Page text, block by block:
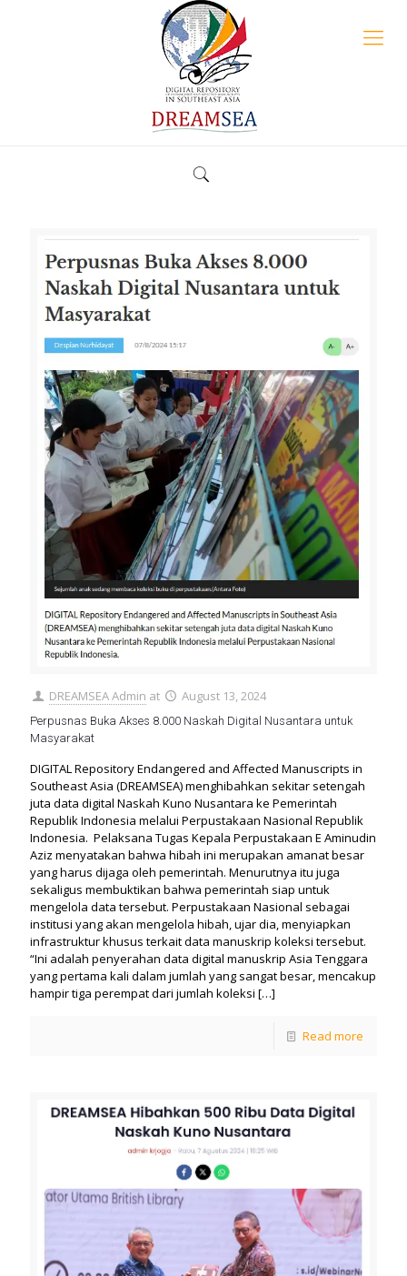
DREAMSEA Admin at August 13, 2024
Perpusnas Buka Akses 8.000 Naskah Digital Nusantara untuk
Masyarakat
DIGITAL Repository Endangered and Affected Manuscripts in
Southeast Asia (DREAMSEA) menghibahkan sekitar setengah
juta data digital Naskah Kuno Nusantara ke Pemerintah
Republik Indonesia melalui Perpustakaan Nasional Republik
Indonesia. Pelaksana Tugas Kepala Perpustakaan E Aminudin
Aziz menyatakan bahwa hibah ini merupakan amanat besar
yang harus dijaga oleh pemerintah. Menurutnya itu juga
sekaligus membuktikan bahwa pemerintah siap untuk
mengelola data tersebut. Perpustakaan Nasional sebagai
institusi yang akan mengelola hibah, ujar dia, menyiapkan
infrastruktur khusus terkait data manuskrip koleksi tersebut.
“Ini adalah penyerahan data digital manuskrip Asia Tenggara
yang pertama kali dalam jumlah yang sangat besar, mencakup
hampir tiga perempat dari jumlah koleksi […]
Read more